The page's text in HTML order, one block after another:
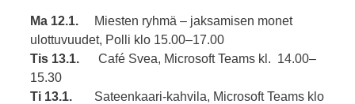
Ma 12.1.
Miesten ryhmä – jaksamisen monet
ulottuvuudet, Polli klo 15.00–17.00
Tis 13.1.
Café Svea, Microsoft Teams kl. 14.00–
15.30
Ti 13.1.
Sateenkaari-kahvila, Microsoft Teams klo